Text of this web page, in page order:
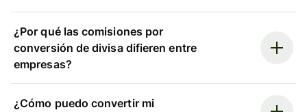
¿Por qué las comisiones por
conversión de divisa difieren entre
empresas?
¿Cómo puedo convertir mi